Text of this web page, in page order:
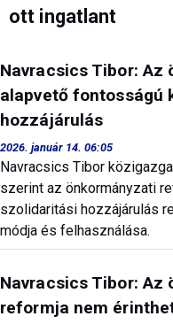
ott ingatlant
Navracsics Tibor:
alapvető fontosságú
hozzájárulás
2026. január 14. 06:05
Navracsics Tibor
szerint az önkormányzati
szolidaritási hozzájárulás
módja és felhasználása.
Navracsics Tibor: Az
reformja nem